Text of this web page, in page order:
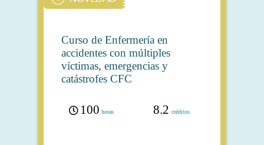
Curso de Enfermería en
accidentes con múltiples
víctimas, emergencias y
catástrofes CFC
100 horas 8.2 créditos